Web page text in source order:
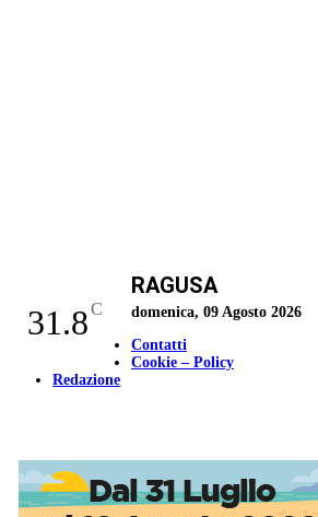
31.8C
RAGUSA
domenica, 09 Agosto 2026
Contatti
Cookie – Policy
Redazione